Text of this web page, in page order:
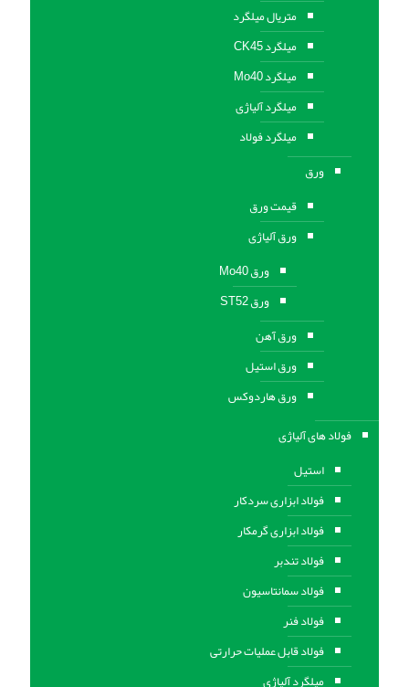
متریال میلگرد
میلگرد CK45
میلگرد Mo40
میلگرد آلیاژی
میلگرد فولاد
ورق
قیمت ورق
ورق آلیاژی
ورق Mo40
ورق ST52
ورق آهن
ورق استيل
ورق هاردوکس
فولاد های آلیاژی
استیل
فولاد ابزاری سردکار
فولاد ابزاری گرمکار
فولاد تندبر
فولاد سمانتاسیون
فولاد فنر
فولاد قابل عملیات حرارتی
ميلگرد آلیاژی